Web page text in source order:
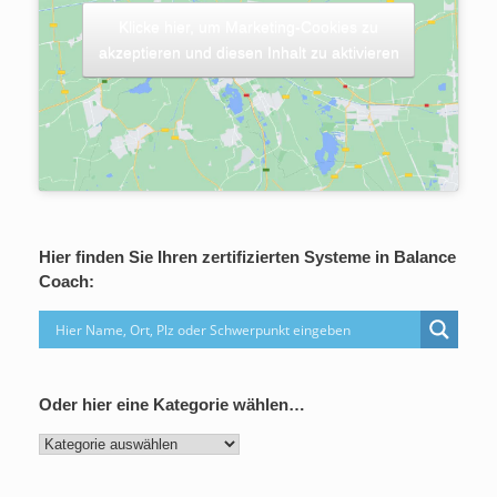
akzeptieren und diesen Inhalt zu aktivieren
Hier finden Sie Ihren zertifizierten Systeme in Balance
Coach:
Oder hier eine Kategorie wählen…
Oder